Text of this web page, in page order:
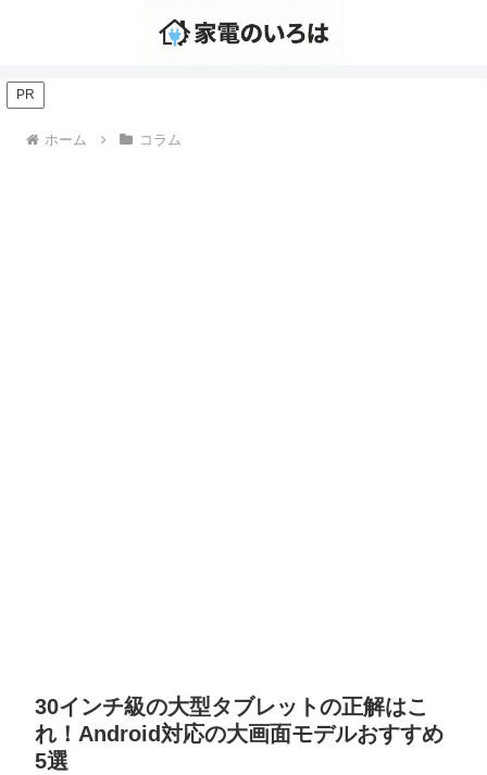
PR
ホーム コラム
30インチ級の大型タブレットの正解はこ
れ！Android対応の大画面モデルおすすめ
5選